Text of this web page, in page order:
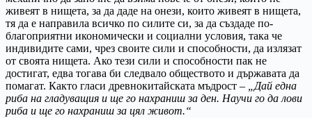
живеят в нищета, за да даде на онези, които живеят в нищета,
тя да е направила всичко по силите си, за да създаде по-
благоприятни икономически и социални условия, така че
индивидите сами, чрез своите сили и способности, да излязат
от своята нищета. Ако тези сили и способности пак не
достигат, едва тогава би следвало обществото и държавата да
помагат. Както гласи древнокитайската мъдрост –
„Дай една
риба на гладуващия и ще го нахраниш за ден. Научи го да лови
риба и ще го нахраниш за цял живот.“